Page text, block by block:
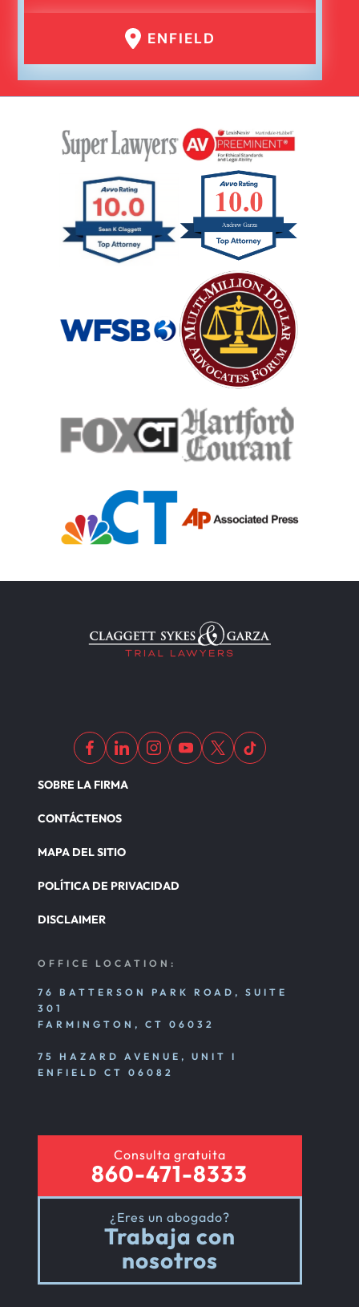
ENFIELD
SOBRE LA FIRMA
CONTÁCTENOS
MAPA DEL SITIO
POLÍTICA DE PRIVACIDAD
DISCLAIMER
OFFICE LOCATION:
76 BATTERSON PARK ROAD, SUITE
301
FARMINGTON, CT 06032
75 HAZARD AVENUE, UNIT I
ENFIELD CT 06082
Consulta gratuita
860-471-8333
¿Eres un abogado?
Trabaja con
nosotros